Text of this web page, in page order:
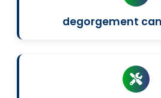
degorgement